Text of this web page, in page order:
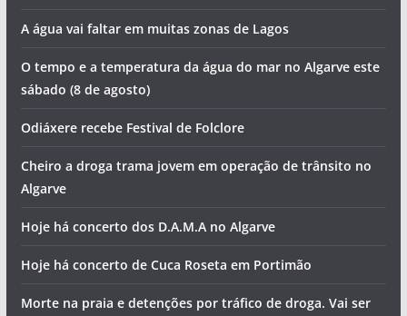
A água vai faltar em muitas zonas de Lagos
O tempo e a temperatura da água do mar no Algarve este
sábado (8 de agosto)
Odiáxere recebe Festival de Folclore
Cheiro a droga trama jovem em operação de trânsito no
Algarve
Hoje há concerto dos D.A.M.A no Algarve
Hoje há concerto de Cuca Roseta em Portimão
Morte na praia e detenções por tráfico de droga. Vai ser